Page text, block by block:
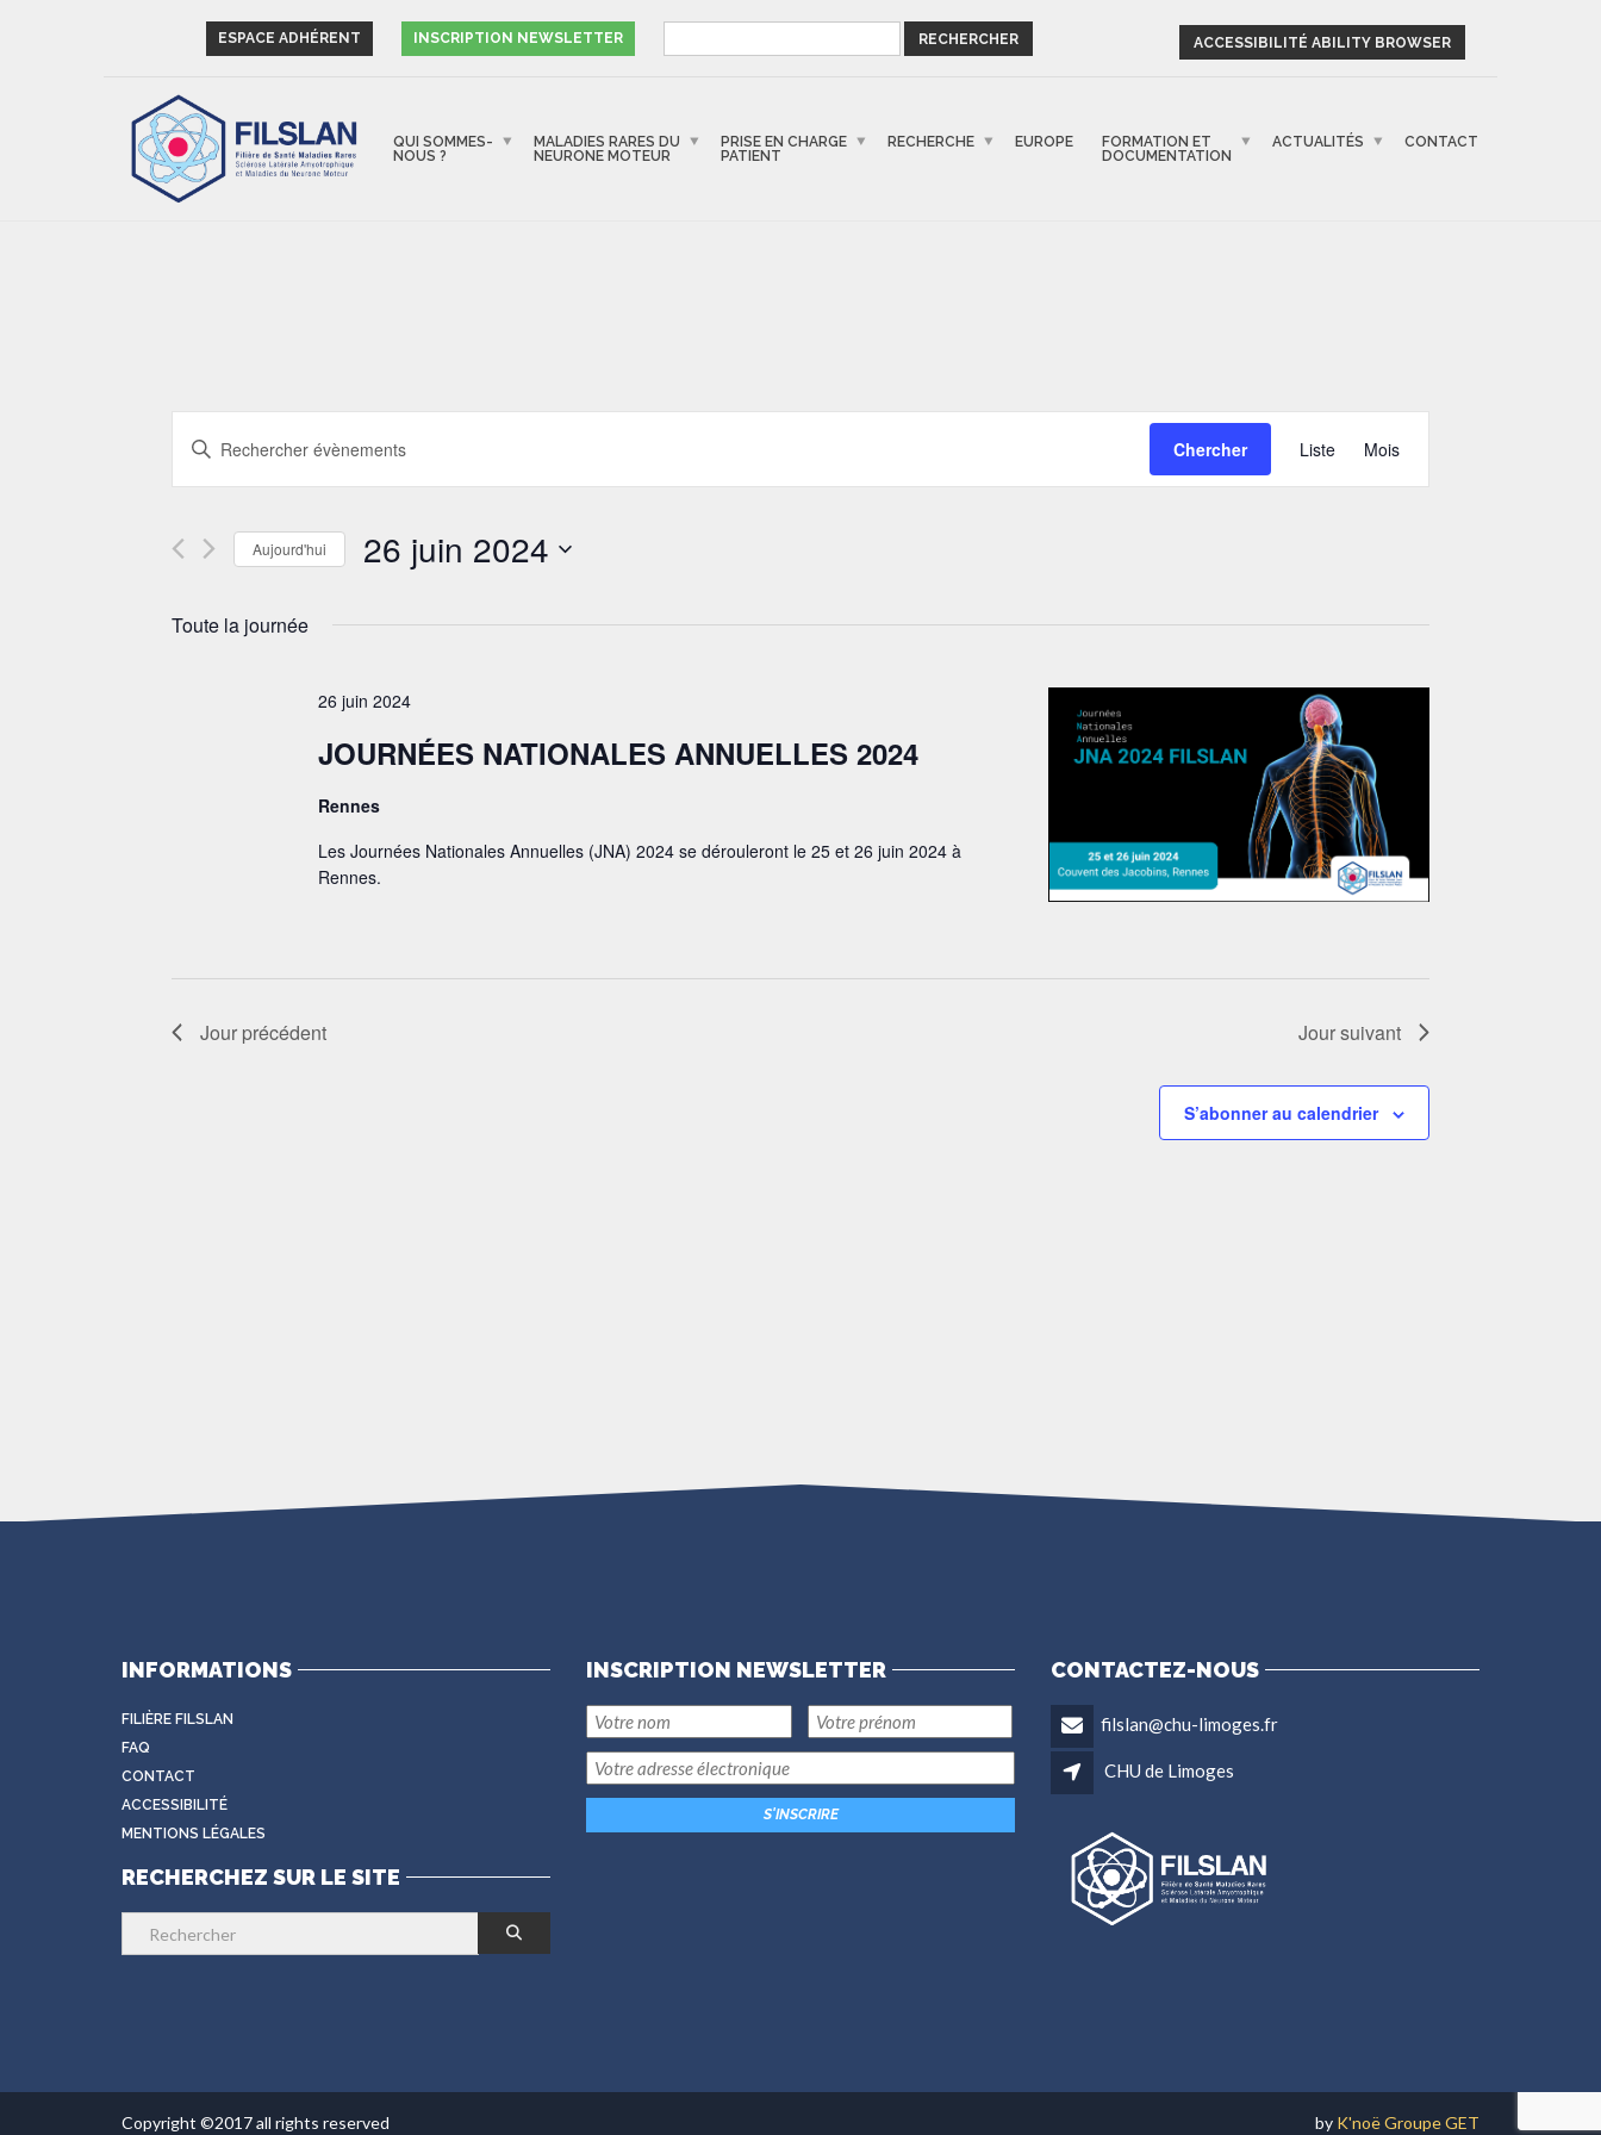
ESPACE ADHÉRENT INSCRIPTION NEWSLETTER ACCESSIBILITÉ ABILITY BROWSER
QUI SOMMES-
NOUS ?
MALADIES RARES DU
NEURONE MOTEUR
PRISE EN CHARGE
PATIENT
RECHERCHE EUROPE
FORMATION ET
DOCUMENTATION
ACTUALITÉS CONTACT
ET
NAVIGATION
DE
VUES
Saisir
mot-
clé.
Évènements
clé.
Chercher
DE
VUES
Liste Mois
Aujourd'hui 26 juin 2024
Toute la journée
26 juin 2024
JOURNÉES NATIONALES ANNUELLES 2024
Rennes
Les Journées Nationales Annuelles (JNA) 2024 se dérouleront le 25 et 26 juin 2024 à
Rennes.
Jour précédent Jour suivant
S’abonner au calendrier
INFORMATIONS
FILIÈRE FILSLAN
FAQ
CONTACT
ACCESSIBILITÉ
MENTIONS LÉGALES
RECHERCHEZ SUR LE SITE
INSCRIPTION NEWSLETTER CONTACTEZ-NOUS
filslan@chu-limoges.fr
CHU de Limoges
Copyright ©2017 all rights reserved by K'noë Groupe GET